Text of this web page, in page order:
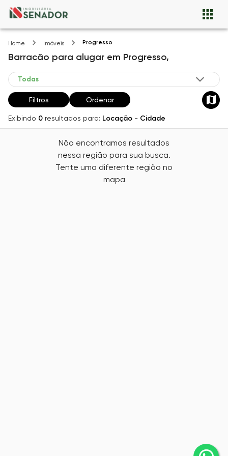
Home Imóveis Progresso
Barracão para alugar em Progresso,
Filtros Ordenar
Exibindo 0 resultados para: Locação - Cidade
Não encontramos resultados
nessa região para sua busca.
Tente uma diferente região no
mapa